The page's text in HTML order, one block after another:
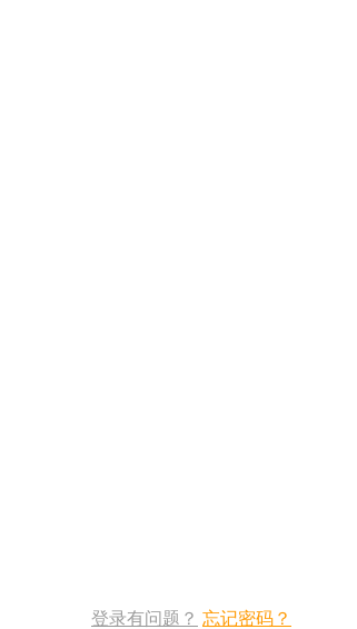
登录有问题？ 忘记密码？